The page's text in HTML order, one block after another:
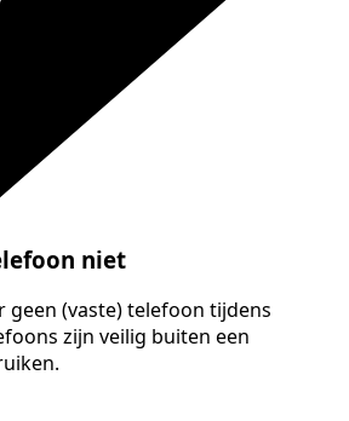
niet
(vaste) telefoon tijdens
zijn veilig buiten een